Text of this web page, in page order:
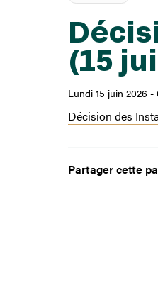
(15
Lundi 15 juin 2026 -
Décision des
Partager cette